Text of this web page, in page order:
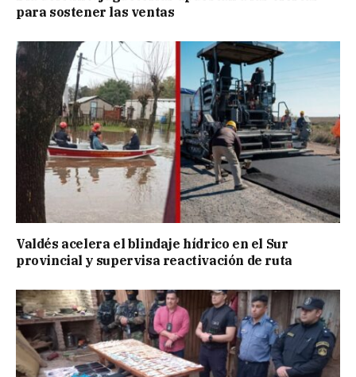
para sostener las ventas
Valdés acelera el blindaje hídrico en el Sur
provincial y supervisa reactivación de ruta